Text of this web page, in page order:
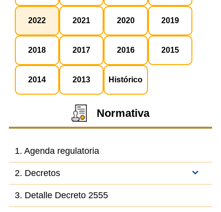
2022 2021 2020 2019
2018 2017 2016 2015
2014 2013 Histórico
Normativa
1. Agenda regulatoria
2. Decretos
3. Detalle Decreto 2555